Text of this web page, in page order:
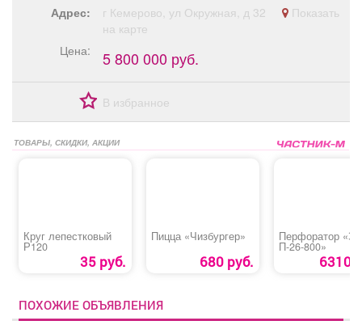
Адрес:
г Кемерово, ул Окружная, д 32
Показать
на карте
Цена:
5 800 000 руб.
В избранное
ТОВАРЫ, СКИДКИ, АКЦИИ
Круг лепестковый
Р120
35 руб.
Пицца «Чизбургер»
680 руб.
Перфоратор
П-26-800»
6310
ПОХОЖИЕ ОБЪЯВЛЕНИЯ